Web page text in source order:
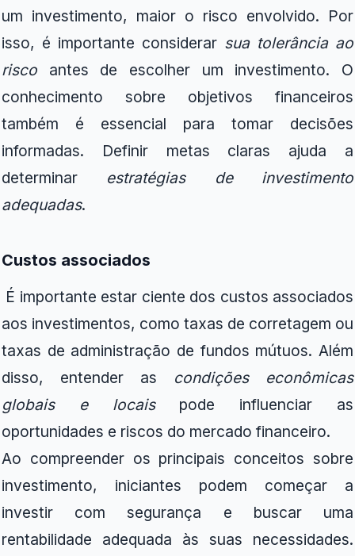
um investimento, maior o risco envolvido. Por
isso, é importante considerar sua tolerância ao
risco antes de escolher um investimento. O
conhecimento sobre objetivos financeiros
também é essencial para tomar decisões
informadas. Definir metas claras ajuda a
determinar estratégias de investimento
adequadas.
Custos associados
É importante estar ciente dos custos associados
aos investimentos, como taxas de corretagem ou
taxas de administração de fundos mútuos. Além
disso, entender as condições econômicas
globais e locaispode influenciar as
oportunidades e riscos do mercado financeiro.
Ao compreender os principais conceitos sobre
investimento, iniciantes podem começar a
investir com segurança e buscar uma
rentabilidade adequada às suas necessidades.